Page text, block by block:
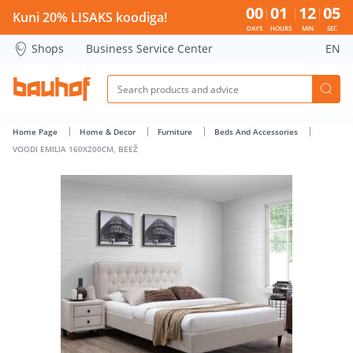
VOODI EMILIA 160X200CM, BEEŽ - Bauhof has loaded
Kuni 20% LISAKS koodiga! 00
DAYS
01
HOURS
12
MIN
04
SEC
Shops Business Service Center EN
Home Page Home & Decor Furniture
Beds And Accessories
VOODI EMILIA 160X200CM, BEEŽ